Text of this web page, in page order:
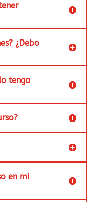
¿Debo
tenga
en mi